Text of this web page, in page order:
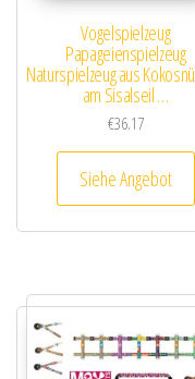
Vogelspielzeug
Papageienspielzeug
Naturspielzeug aus
am Sisalseil …
€36.17
Siehe Angebot